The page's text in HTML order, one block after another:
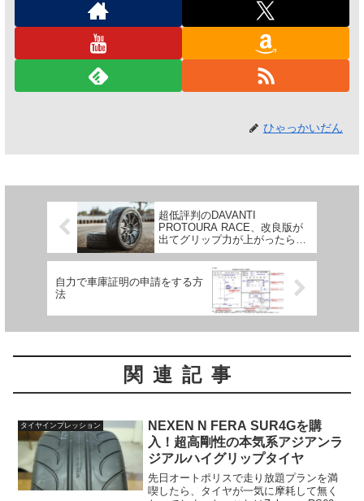
ひゃっかいだん
超低評判のDAVANTI
PROTOURA RACE、改良版が
出てグリップ力が上がったらし
い
自力で車庫証明の申請をする方
法
関連記事
タイヤインプレッション
NEXEN N FERA SUR4Gを購
入！超高剛性の本気系アジアンラ
ジアルハイグリップタイヤ
先日オートポリスで走り放題プランを満
喫したら、タイヤが一気に摩耗して無く